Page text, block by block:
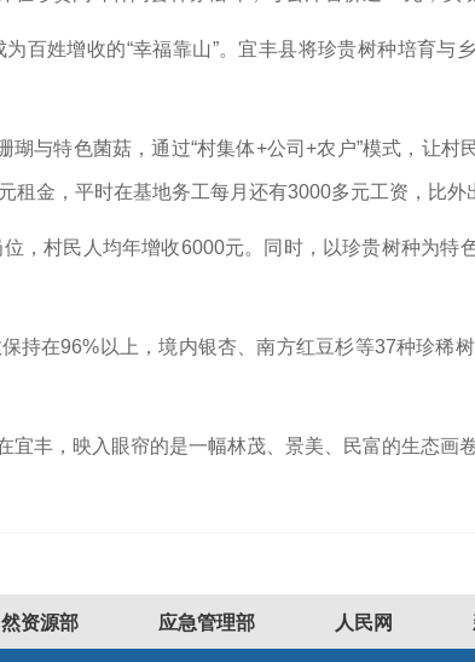
百姓增收的“幸福靠山”。宜丰县将珍贵树种培育与
与特色菌菇，通过“村集体+公司+农户”模式，让村
金，平时在基地务工每月还有3000多元工资，比外
，村民人均年增收6000元。同时，以珍贵树种为特
持在96%以上，境内银杏、南方红豆杉等37种珍稀
丰，映入眼帘的是一幅林茂、景美、民富的生态画
资源部 应急管理部 人民网